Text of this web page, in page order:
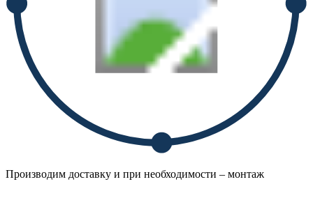
Производим доставку и при необходимости – монтаж